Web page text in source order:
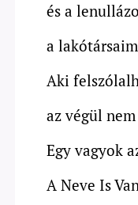
és a
a
Aki
az végül
Egy vagyok
A Neve Is